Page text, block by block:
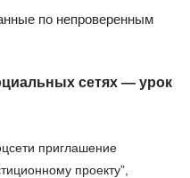
по непроверенным
сетях — урок
приглашение
проекту”,